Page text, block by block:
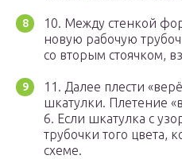
10. Между стенкой
новую рабочую
со вторым стоячком,
11. Далее плести
шкатулки. Плетение
6. Если шкатулка с
трубочки того цвета,
схеме.